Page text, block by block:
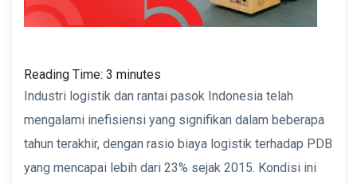
Reading Time: 3 minutes
Industri logistik dan rantai pasok Indonesia telah
mengalami inefisiensi yang signifikan dalam beberapa
tahun terakhir, dengan rasio biaya logistik terhadap PDB
yang mencapai lebih dari 23% sejak 2015. Kondisi ini